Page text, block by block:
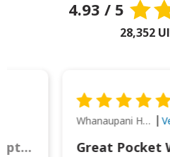
4.93 / 5
28,352
This was wonderful option to a family of four. Everything worked smoothly.
Whanaupani Henry Joseph Macown